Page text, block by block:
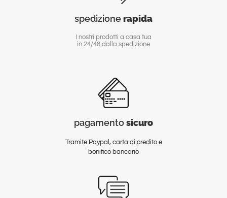
spedizionerapida
I nostri prodotti a casa tua
in 24/48 dalla spedizione
pagamentosicuro
Tramite Paypal, carta di credito e
bonifico bancario